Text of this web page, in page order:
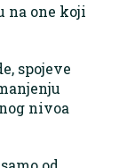
na one koji
spojeve
nivoa